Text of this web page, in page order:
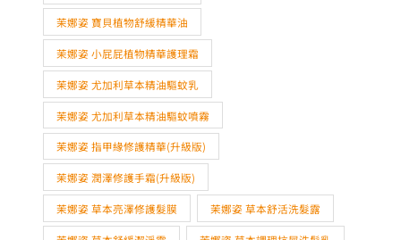
茉娜姿 寶貝植物舒緩精華油
茉娜姿 小屁屁植物精華護理霜
茉娜姿 尤加利草本精油驅蚊乳
茉娜姿 尤加利草本精油驅蚊噴霧
茉娜姿 指甲緣修護精華(升級版)
茉娜姿 潤澤修護手霜(升級版)
茉娜姿 草本亮澤修護髮膜 茉娜姿 草本舒活洗髮露